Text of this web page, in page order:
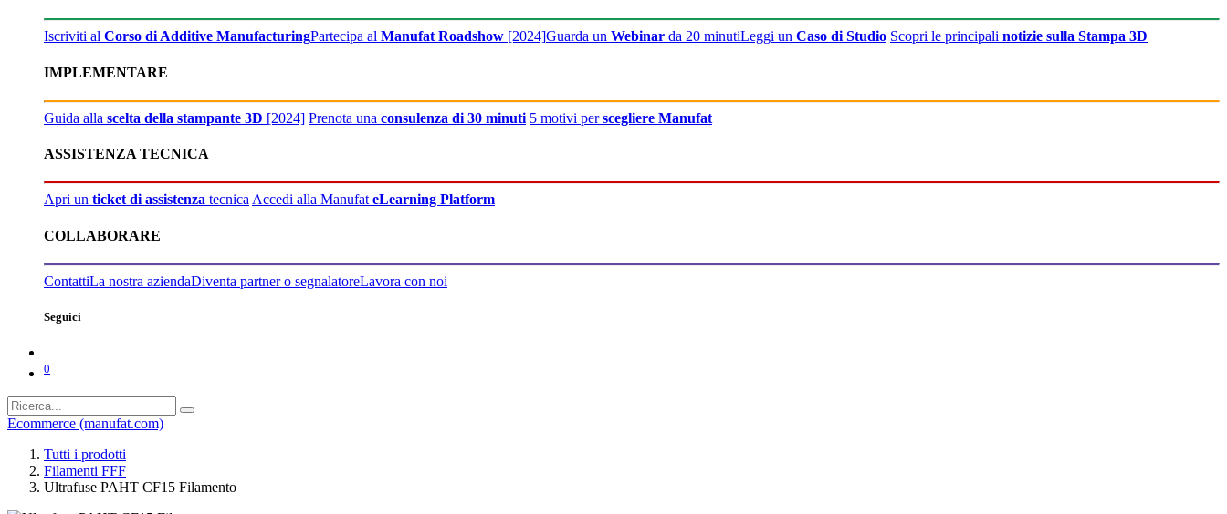
Iscriviti al Corso di Additive ManufacturingPartecipa al Manufat Roadshow [2024]Guarda un Webinar da 20 minutiLeggi un Caso di Studio Scopri le principali notizie sulla Stampa 3D
IMPLEMENTARE
Guida alla scelta della stampante 3D [2024] Prenota una consulenza di 30 minuti 5 motivi perscegliere Manufat
ASSISTENZA TECNICA
Apri un ticket di assistenza tecnicaAccedi alla ManufateLearning Platform
COLLABORARE
ContattiLa nostra aziendaDiventa partner o segnalatoreLavora con noi
Seguici
0
Ecommerce (manufat.com)
Tutti i prodotti
Filamenti FFF
Ultrafuse PAHT CF15 Filamento